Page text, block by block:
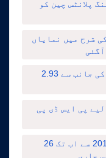
پلانٹس چین کو
شرح میں نمایاں
بلوچستان کی جامعات کو ایچ ای سی کی جانب سے 2.93
پی ایس ڈی پی
بلوچستان کے کوئلہ کان کنوں کو 2019 سے اب تک 26
جاری